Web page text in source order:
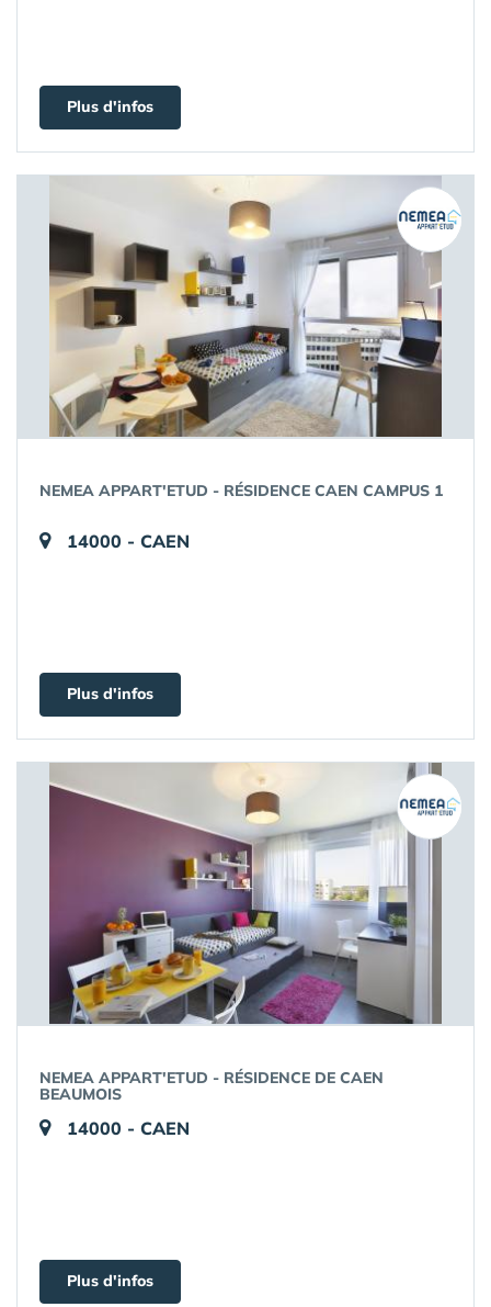
Plus d'infos
NEMEA APPART'ETUD - RÉSIDENCE CAEN CAMPUS 1
14000 - CAEN
Plus d'infos
NEMEA APPART'ETUD - RÉSIDENCE DE CAEN
BEAUMOIS
14000 - CAEN
Plus d'infos